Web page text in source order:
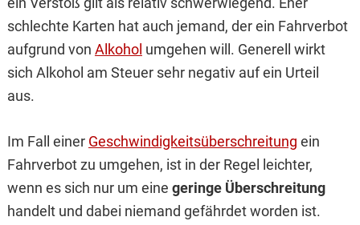
schlechte Karten hat auch jemand, der ein Fahrverbot
aufgrund von Alkohol umgehen will. Generell wirkt
sich Alkohol am Steuer sehr negativ auf ein Urteil
aus.
Im Fall einer Geschwindigkeitsüberschreitung ein
Fahrverbot zu umgehen, ist in der Regel leichter,
wenn es sich nur um eine geringe Überschreitung
handelt und dabei niemand gefährdet worden ist.